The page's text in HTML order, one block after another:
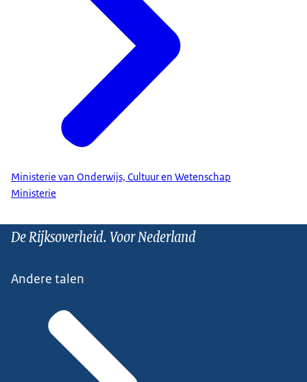
Ministerie van Onderwijs, Cultuur en Wetenschap
Ministerie
De Rijksoverheid. Voor Nederland
Andere talen